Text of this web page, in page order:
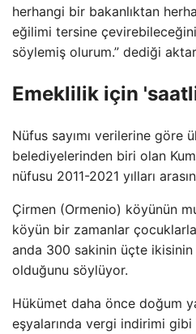
herhangi bir bakanlıktan
eğilimi tersine
söylemiş olurum.” dediği
Emeklilik için
Nüfus sayımı verilerine göre
belediyelerinden biri olan
nüfusu 2011-2021 yılları
Çirmen (Ormenio) köyünün
köyün bir zamanlar
anda 300 sakinin üçte ikisinin
olduğunu söylüyor.
Hükümet daha önce doğum
eşyalarında vergi indirimi gibi